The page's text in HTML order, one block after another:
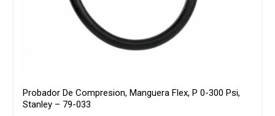
Probador De Compresion, Manguera Flex, P 0-300 Psi,
Stanley – 79-033